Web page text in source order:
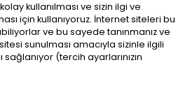
kullanılması ve sizin ilgi ve
için kullanıyoruz. İnternet siteleri bu
ve bu sayede tanınmanız ve
sunulması amacıyla sizinle ilgili
(tercih ayarlarınızın